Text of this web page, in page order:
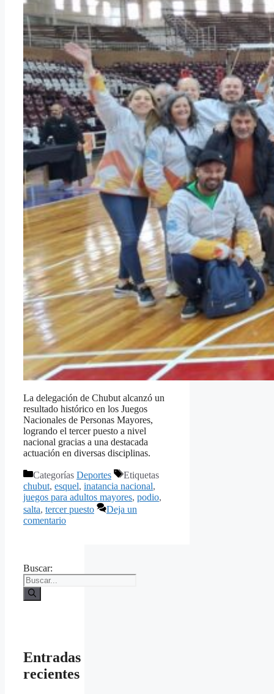
La delegación de Chubut alcanzó un
resultado histórico en los Juegos
Nacionales de Personas Mayores,
logrando el tercer puesto a nivel
nacional gracias a una destacada
actuación en diversas disciplinas.
Categorías Deportes
Etiquetas
chubut, esquel, inatancia nacional,
juegos para adultos mayores, podio,
salta, tercer puesto
Deja un
comentario
Buscar:
Entradas
recientes